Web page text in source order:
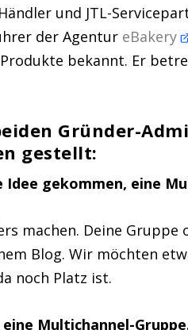
und JTL-
der Agentur eBakery
bekannt. Er
Gründer-
gestellt:
Idee gekommen, eine
machen. Deine
Blog. Wir möchten
noch Platz ist.
eine Multichannel-